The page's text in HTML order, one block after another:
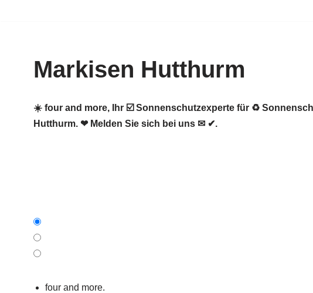
springenMarkisen Hutthurm
☀️ four and more, Ihr ☑️ Sonnenschutzexperte für ♻
Hutthurm. ❤ Melden Sie sich bei uns ✉ ✔.
four and more.